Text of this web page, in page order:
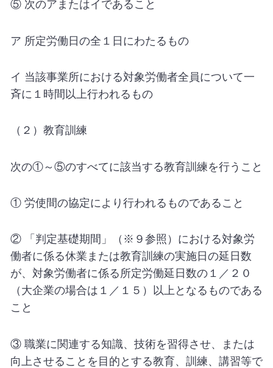
⑤ 次のアまたはイであること
ア 所定労働日の全１日にわたるもの
イ 当該事業所における対象労働者全員について一
斉に１時間以上行われるもの
（２）教育訓練
次の①～⑤のすべてに該当する教育訓練を行うこと
① 労使間の協定により行われるものであること
② 「判定基礎期間」（※９参照）における対象労
働者に係る休業または教育訓練の実施日の延日数
が、対象労働者に係る所定労働延日数の１／２０
（大企業の場合は１／１５）以上となるものである
こと
③ 職業に関連する知識、技術を習得させ、または
向上させることを目的とする教育、訓練、講習等で